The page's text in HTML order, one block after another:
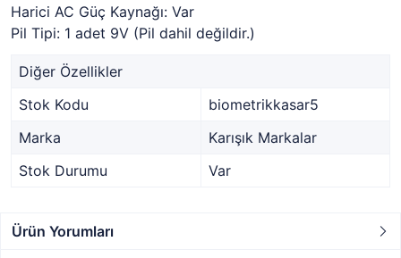
Harici AC Güç Kaynağı: Var
Pil Tipi: 1 adet 9V (Pil dahil değildir.)
Diğer Özellikler
Stok Kodu
biometrikkasar5
Marka
Karışık Markalar
Stok Durumu
Var
Ürün Yorumları